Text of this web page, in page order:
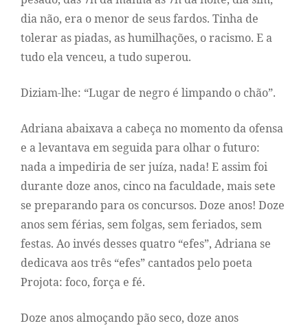
dia não, era o menor de seus fardos. Tinha de
tolerar as piadas, as humilhações, o racismo. E a
tudo ela venceu, a tudo superou.
Diziam-lhe: “Lugar de negro é limpando o chão”.
Adriana abaixava a cabeça no momento da ofensa
e a levantava em seguida para olhar o futuro:
nada a impediria de ser juíza, nada! E assim foi
durante doze anos, cinco na faculdade, mais sete
se preparando para os concursos. Doze anos! Doze
anos sem férias, sem folgas, sem feriados, sem
festas. Ao invés desses quatro “efes”, Adriana se
dedicava aos três “efes” cantados pelo poeta
Projota: foco, força e fé.
Doze anos almoçando pão seco, doze anos